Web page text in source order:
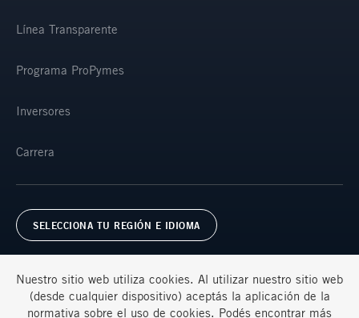
Línea Transparente
Programa ProPymes
Inversores
Carrera
SELECCIONA TU REGIÓN E IDIOMA
Nuestro sitio web utiliza cookies. Al utilizar nuestro sitio web
(desde cualquier dispositivo) aceptás la aplicación de la
normativa sobre el uso de cookies. Podés encontrar más